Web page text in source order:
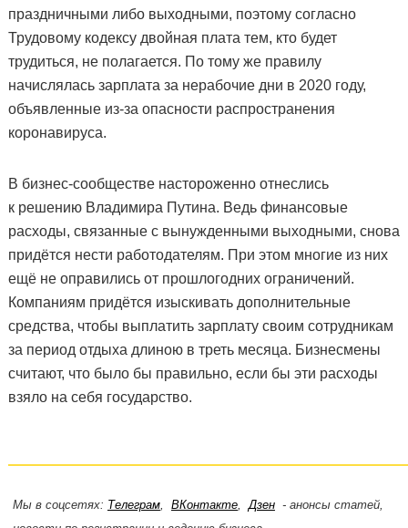
праздничными либо выходными, поэтому согласно
Трудовому кодексу двойная плата тем, кто будет
трудиться, не полагается. По тому же правилу
начислялась зарплата за нерабочие дни в 2020 году,
объявленные из-за опасности распространения
коронавируса.
В бизнес-сообществе настороженно отнеслись
к решению Владимира Путина. Ведь финансовые
расходы, связанные с вынужденными выходными, снова
придётся нести работодателям. При этом многие из них
ещё не оправились от прошлогодних ограничений.
Компаниям придётся изыскивать дополнительные
средства, чтобы выплатить зарплату своим сотрудникам
за период отдыха длиною в треть месяца. Бизнесмены
считают, что было бы правильно, если бы эти расходы
взяло на себя государство.
Мы в соцсетях: Телеграм, ВКонтакте,Дзен- анонсы статей,